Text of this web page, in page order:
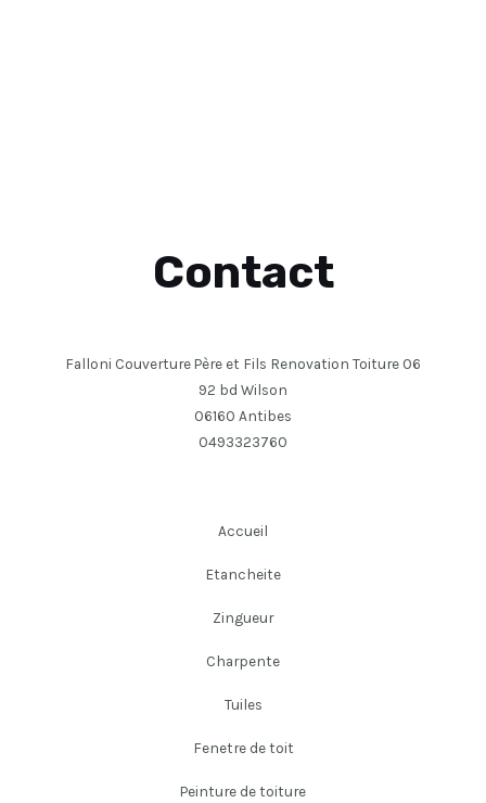
Contact
Falloni Couverture Père et Fils Renovation Toiture 06
92 bd Wilson
06160 Antibes
0493323760
Accueil
Etancheite
Zingueur
Charpente
Tuiles
Fenetre de toit
Peinture de toiture